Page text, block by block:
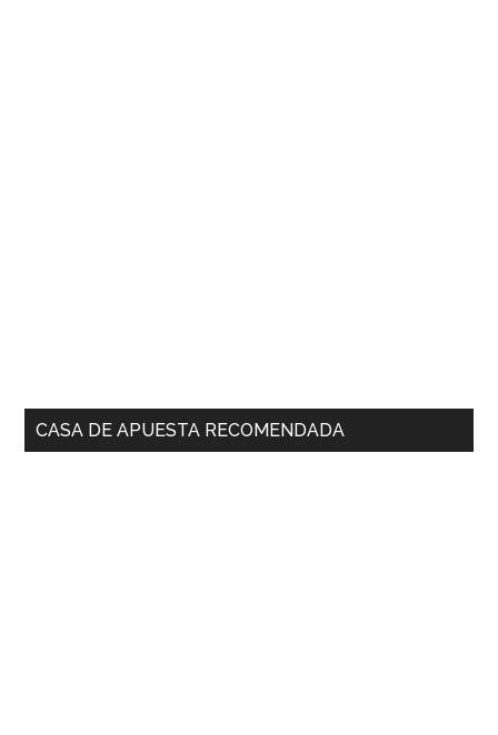
CASA DE APUESTA RECOMENDADA